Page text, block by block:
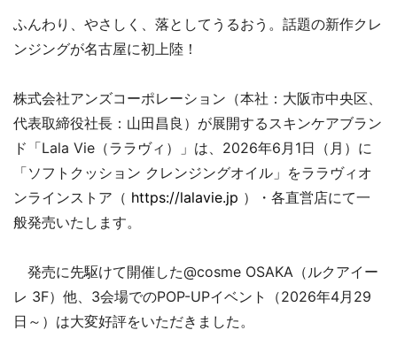
ふんわり、やさしく、落としてうるおう。話題の新作クレ
ンジングが名古屋に初上陸！
株式会社アンズコーポレーション（本社：大阪市中央区、
代表取締役社長：山田昌良）が展開するスキンケアブラン
ド「Lala Vie（ララヴィ）」は、2026年6月1日（月）に
「ソフトクッション クレンジングオイル」をララヴィオ
ンラインストア（ https://lalavie.jp ）・各直営店にて一
般発売いたします。
発売に先駆けて開催した@cosme OSAKA（ルクアイー
レ 3F）他、3会場でのPOP-UPイベント（2026年4月29
日～）は大変好評をいただきました。